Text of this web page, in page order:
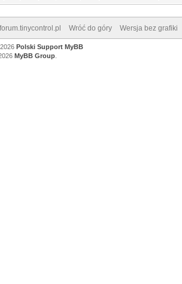
forum.tinycontrol.pl Wróć do góry Wersja bez grafiki
Polski Support MyBB
MyBB Group